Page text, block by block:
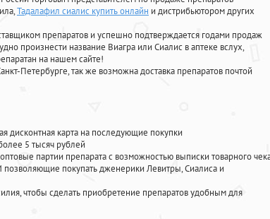
,Тадалафил сиалис купить онлайн и дистрибьютором других
препаратов и успешно подтверждается годами продаж
произнести название Виагра или Сиалис в аптеке вслух,
на нашем сайте!
Петербурге, так же возможна доставка препаратов почтой
дисконтная карта на последующие покупки
5 тысяч рублей
партии препарата с возможностью выписки товарного
покупать дженерики Левитры, Сиалиса и
чтобы сделать приобретение препаратов удобным для